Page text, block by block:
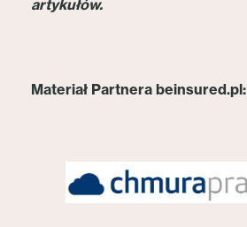
artykułów.
Materiał Partnera beinsured.pl: